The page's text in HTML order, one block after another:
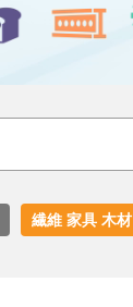
繊維 家具 木材